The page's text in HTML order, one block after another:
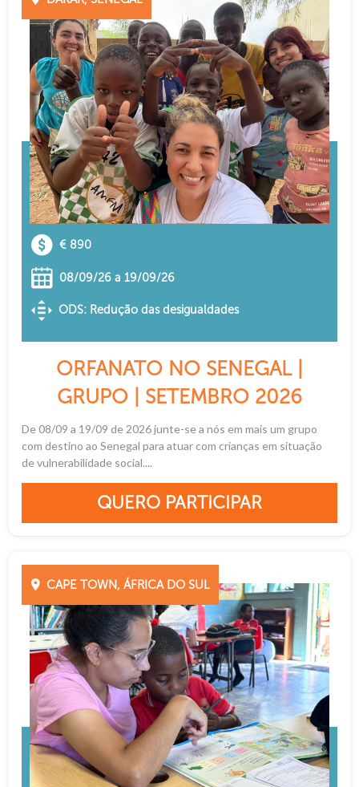
€ 890
08/09/26 a 19/09/26
ODS: Redução das desigualdades
ORFANATO NO SENEGAL |
GRUPO | SETEMBRO 2026
De 08/09 a 19/09 de 2026 junte-se a nós em mais um grupo
com destino ao Senegal para atuar com crianças em situação
de vulnerabilidade social....
QUERO PARTICIPAR
CAPE TOWN, ÁFRICA DO SUL